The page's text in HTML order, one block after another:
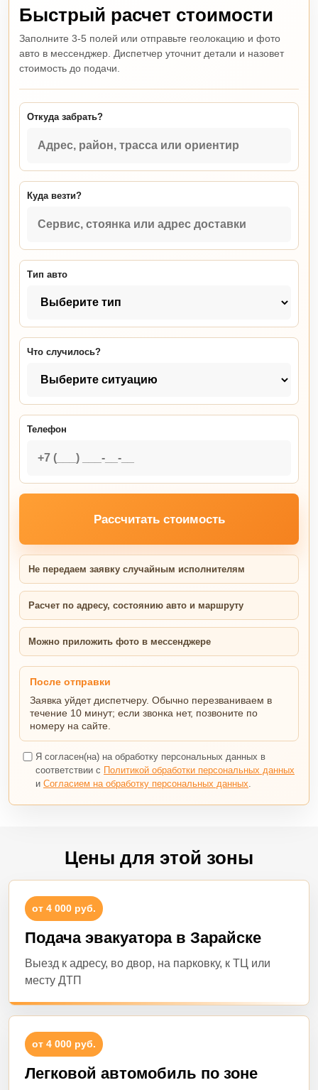
Быстрый расчет стоимости
Заполните 3-5 полей или отправьте геолокацию и фото
авто в мессенджер. Диспетчер уточнит детали и назовет
стоимость до подачи.
Откуда забрать?
Куда везти?
Тип авто
Что случилось?
Телефон
Рассчитать стоимость
Не передаем заявку случайным исполнителям
Расчет по адресу, состоянию авто и маршруту
Можно приложить фото в мессенджере
После отправки
Заявка уйдет диспетчеру. Обычно перезваниваем в
течение 10 минут; если звонка нет, позвоните по
номеру на сайте.
Я согласен(на) на обработку персональных данных в
соответствии с Политикой обработки персональных данных
и Согласием на обработку персональных данных.
Цены для этой зоны
от 4 000 руб.
Подача эвакуатора в Зарайске
Выезд к адресу, во двор, на парковку, к ТЦ или
месту ДТП
от 4 000 руб.
Легковой автомобиль по зоне